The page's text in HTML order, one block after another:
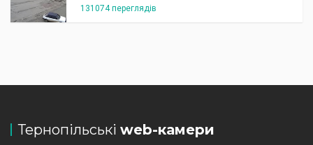
131074 переглядів
Тернопільські web-камери